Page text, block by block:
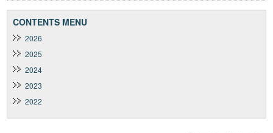
CONTENTS MENU
2026
2025
2024
2023
2022